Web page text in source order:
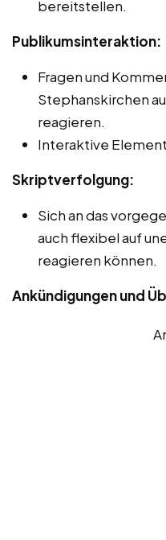
bereitstellen.
Publikumsinteraktion:
Fragen und
Stephanskirchen
reagieren.
Interaktive
Skriptverfolgung:
Sich an das
auch flexibel auf
reagieren können.
Ankündigungen und